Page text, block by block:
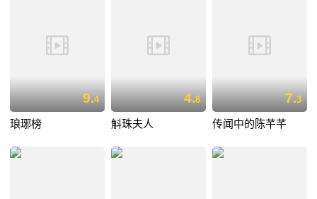
9.4
琅琊榜
4.8
斛珠夫人
7.3
传闻中的陈芊芊